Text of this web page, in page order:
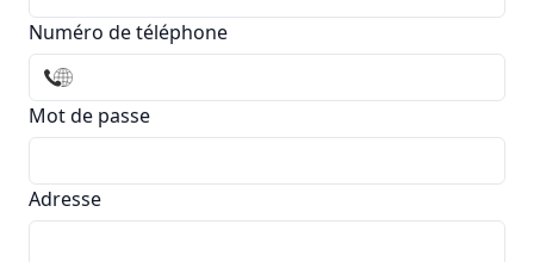
Numéro de téléphone
Mot de passe
Adresse